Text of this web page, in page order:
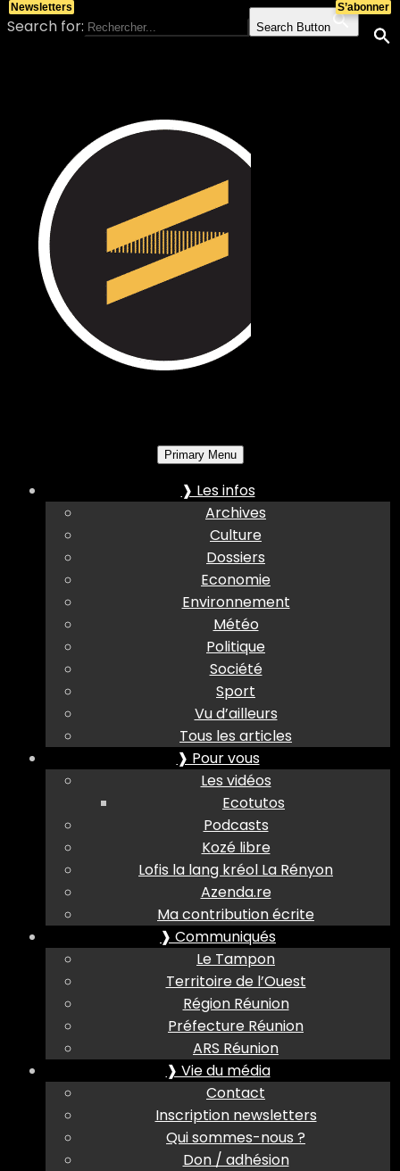
Search for: Search Button
Primary Menu
❱ Les infos
Archives
Culture
Dossiers
Economie
Environnement
Météo
Politique
Société
Sport
Vu d’ailleurs
Tous les articles
❱ Pour vous
Les vidéos
Ecotutos
Podcasts
Kozé libre
Lofis la lang kréol La Rényon
Azenda.re
Ma contribution écrite
❱ Communiqués
Le Tampon
Territoire de l’Ouest
Région Réunion
Préfecture Réunion
ARS Réunion
❱ Vie du média
Contact
Inscription newsletters
Qui sommes-nous ?
Don / adhésion
S’abonner
Newsletters